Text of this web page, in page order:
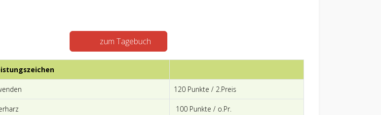
zum Tagebuch
120 Punkte / 2.Preis
100 Punkte / o.Pr.